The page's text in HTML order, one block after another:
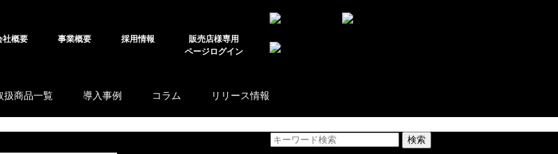
社概要 事業概要 採用情報
販売店様専用
ページログイン
扱商品一覧 導入事例 コラム リリース情報
検索